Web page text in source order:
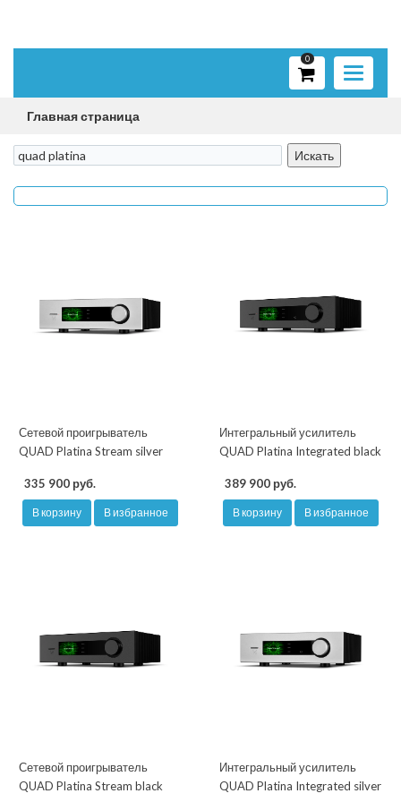
Toggle
0
Главная страница
Сетевой проигрыватель
QUAD Platina Stream silver
335 900 руб.
В корзину В избранное
Интегральный усилитель
QUAD Platina Integrated black
389 900 руб.
В корзину В избранное
Сетевой проигрыватель
QUAD Platina Stream black
Интегральный усилитель
QUAD Platina Integrated silver